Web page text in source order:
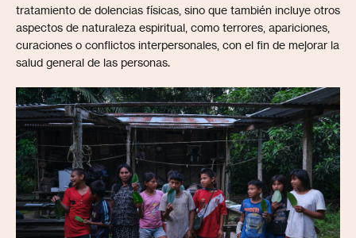
tratamiento de dolencias físicas, sino que también incluye otros
aspectos de naturaleza espiritual, como terrores, apariciones,
curaciones o conflictos interpersonales, con el fin de mejorar la
salud general de las personas.